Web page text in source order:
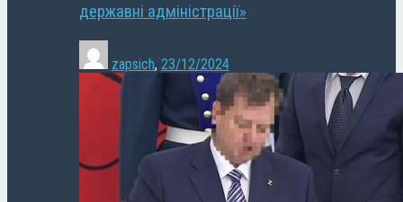
державні адміністрації»
zapsich, 23/12/2024